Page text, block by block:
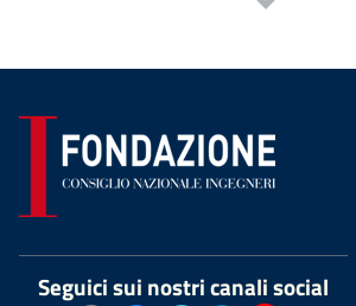
Seguici sui nostri canali social